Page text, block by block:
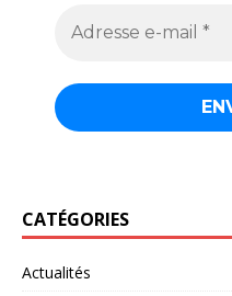
CATÉGORIES
Actualités